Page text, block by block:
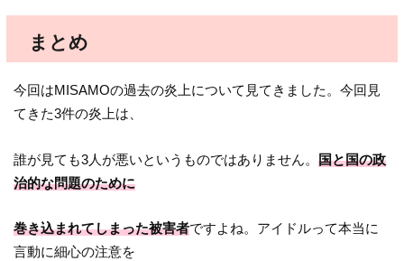
まとめ
今回はMISAMOの過去の炎上について見てきました。今回見
てきた3件の炎上は、
誰が見ても3人が悪いというものではありません。国と国の政
治的な問題のために
巻き込まれてしまった被害者ですよね。アイドルって本当に
言動に細心の注意を